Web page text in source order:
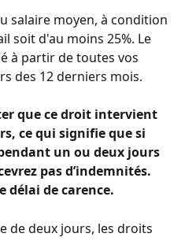
salaire moyen, à condition
soit d'au moins 25%. Le
à partir de toutes vos
des 12 derniers mois.
que ce droit intervient
ce qui signifie que si
un ou deux jours
pas d’indemnités.
délai de carence.
de deux jours, les droits